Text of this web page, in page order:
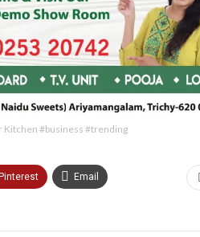
Kitchen #business #trending
Email